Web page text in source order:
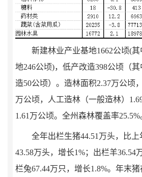
新建林业产业基地1662公顷(其
地246公顷)，低产改造398公顷（
造50公顷） 。造林面积2.37万公顷
万公顷，人工造林（一般造林）
1.61 万公顷。全州森林覆盖率25.5%
全年出栏生猪44.51 万头，比上
43.58万头，增长1%；出栏羊36.54
栏兔67.44万只，增长1.8%。年末猪